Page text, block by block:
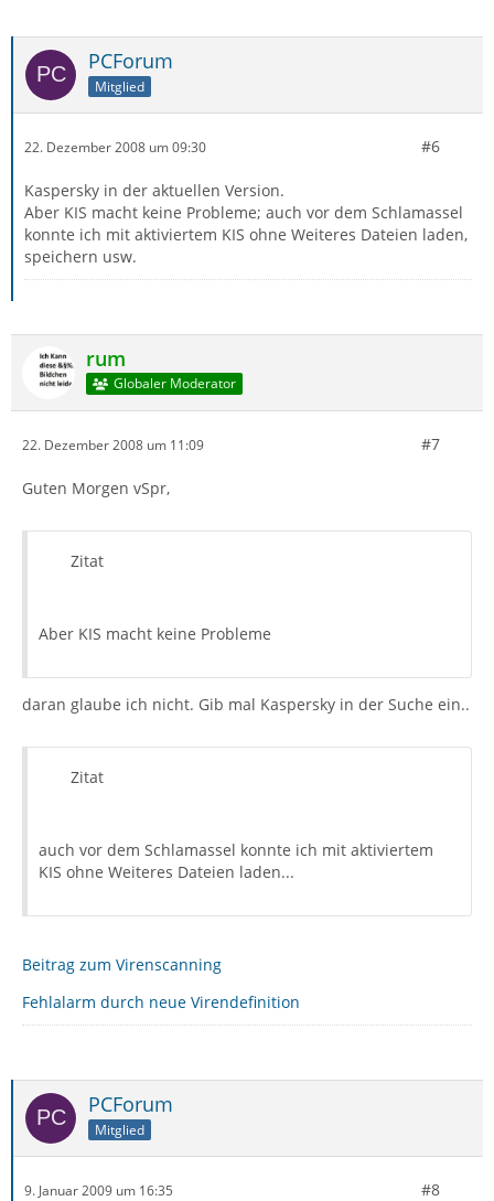
PCForum
Mitglied
22. Dezember 2008 um 09:30 #6
Kaspersky in der aktuellen Version.
Aber KIS macht keine Probleme; auch vor dem Schlamassel
konnte ich mit aktiviertem KIS ohne Weiteres Dateien laden,
speichern usw.
rum
Globaler Moderator
22. Dezember 2008 um 11:09 #7
Guten Morgen vSpr,
Zitat
Aber KIS macht keine Probleme
daran glaube ich nicht. Gib mal Kaspersky in der Suche ein..
Zitat
auch vor dem Schlamassel konnte ich mit aktiviertem
KIS ohne Weiteres Dateien laden...
Beitrag zum Virenscanning
Fehlalarm durch neue Virendefinition
PCForum
Mitglied
9. Januar 2009 um 16:35 #8